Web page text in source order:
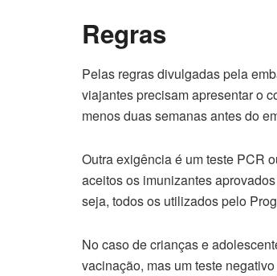
Regras
Pelas regras divulgadas pela
viajantes precisam apresentar o
menos duas semanas antes do
Outra exigência é um teste PCR
aceitos os imunizantes
seja, todos os utilizados pelo
No caso de crianças e
vacinação, mas um teste